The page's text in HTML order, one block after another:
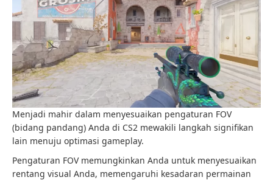
Menjadi mahir dalam menyesuaikan pengaturan FOV
(bidang pandang) Anda di CS2 mewakili langkah signifikan
lain menuju optimasi gameplay.
Pengaturan FOV memungkinkan Anda untuk menyesuaikan
rentang visual Anda, memengaruhi kesadaran permainan